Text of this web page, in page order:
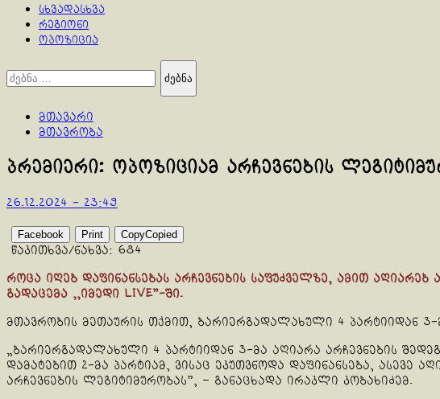
სხვადასხვა
რეგიონი
ოპოზიცია
ძებნა:
მთავარი
მთავრობა
პრემიერი: ოპოზიციამ არჩევნების
26.12.2024 - 23:49
Facebook Print CopyCopied
წაკითხვა/ნახვა: 684
როცა იღებ დაფინანსებას არჩევნების საფუძველზე, ამით
გადაცემა ,,იმედი LIVE”-ში.
მთავრობის მეთაურის თქმით, ბარიერგადალახული 4 პარტიიდან 3-
„ბარიერგადალახული 4 პარტიიდან 3-მა აღიარა არჩევნების
დამატებით 2-მა პარტიამ, ვისაც ეკუთვნოდა დაფინანსება, ასევე
არჩევნების ლეგიტიმურობას”, – განაცხადა ირაკლი კობახიძემ.